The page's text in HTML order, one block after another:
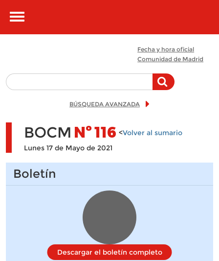
Toggle
Fecha y hora oficial
Comunidad de Madrid
BÚSQUEDA AVANZADA
BOCM Nº116 <Volver al sumario
Lunes 17 de Mayo de 2021
Boletín
Descargar el boletín completo